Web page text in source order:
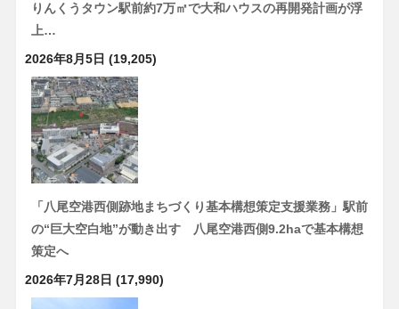
りんくうタウン駅前約7万㎡で大和ハウスの再開発計画が浮
上…
2026年8月5日 (19,205)
「八尾空港西側跡地まちづくり基本構想策定支援業務」駅前
の“巨大空白地”が動き出す 八尾空港西側9.2haで基本構想
策定へ
2026年7月28日 (17,990)